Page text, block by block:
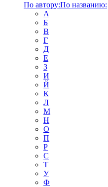
По автору:По названию:
А
Б
В
Г
Д
Е
З
И
Й
К
Л
М
Н
О
П
Р
С
Т
У
Ф